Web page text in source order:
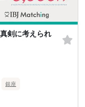
剣に考えられ
銀座